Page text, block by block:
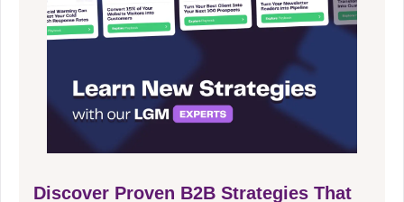
Discover Proven B2B Strategies That